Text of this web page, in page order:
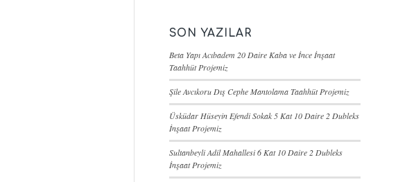
SON YAZILAR
Beta Yapı Acıbadem 20 Daire Kaba ve İnce İnşaat
Taahhüt Projemiz
Şile Avcıkoru Dış Cephe Mantolama Taahhüt Projemiz
Üsküdar Hüseyin Efendi Sokak 5 Kat 10 Daire 2 Dubleks
İnşaat Projemiz
Sultanbeyli Adil Mahallesi 6 Kat 10 Daire 2 Dubleks
İnşaat Projemiz